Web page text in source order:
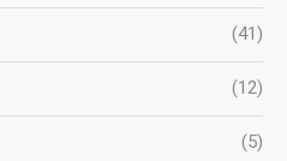
(41)
(12)
(5)